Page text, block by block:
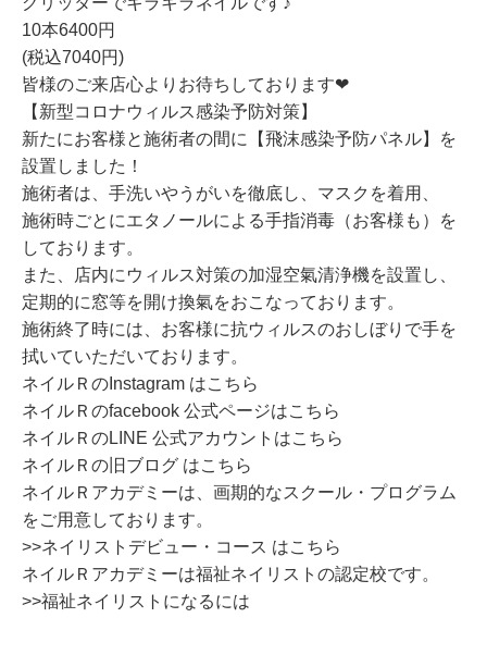
10本6400円
(税込7040円)
皆様のご来店心よりお待ちしております❤
【新型コロナウィルス感染予防対策】
新たにお客様と施術者の間に【飛沫感染予防パネル】を
設置しました！
施術者は、手洗いやうがいを徹底し、マスクを着用、
施術時ごとにエタノールによる手指消毒（お客様も）を
しております。
また、店内にウィルス対策の加湿空氣清浄機を設置し、
定期的に窓等を開け換氣をおこなっております。
施術終了時には、お客様に抗ウィルスのおしぼりで手を
拭いていただいております。
ネイルＲのInstagram はこちら
ネイルＲのfacebook 公式ページはこちら
ネイルＲのLINE 公式アカウントはこちら
ネイルＲの旧ブログ はこちら
ネイルＲアカデミーは、画期的なスクール・プログラム
をご用意しております。
>>ネイリストデビュー・コース はこちら
ネイルＲアカデミーは福祉ネイリストの認定校です。
>>福祉ネイリストになるには